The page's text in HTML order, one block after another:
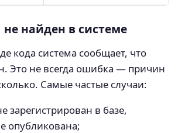
не найден в системе
кода система сообщает, что
Это не всегда ошибка — причин
Самые частые случаи:
зарегистрирован в базе,
опубликована;